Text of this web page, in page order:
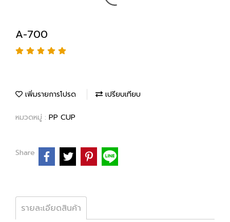
A-700
เพิ่มรายการโปรด เปรียบเทียบ
หมวดหมู่ : PP CUP
Share
รายละเอียดสินค้า